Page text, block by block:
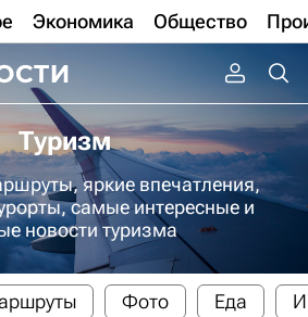
Экономика Общество
Туризм
яркие впечатления,
самые интересные и
новости туризма
Фото Еда